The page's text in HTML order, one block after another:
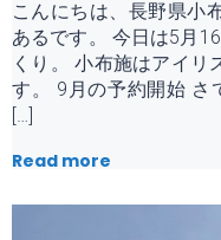
こんにちは、長野県小
あるです。 今日は5月
くり。 小布施はアイリ
す。 9月の予約開始 さ
[…]
Read more